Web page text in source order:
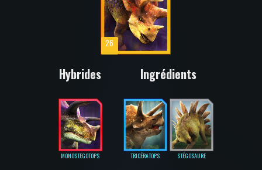
26
Hybrides
MONOSTEGOTOPS
Ingrédients
TRICÉRATOPS STÉGOSAURE